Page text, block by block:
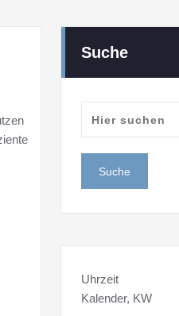
Suche
Uhrzeit
Kalender, KW